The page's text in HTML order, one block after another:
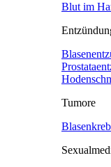
Blut im
Tumore